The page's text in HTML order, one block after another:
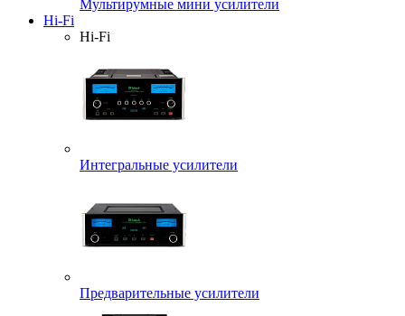
Мультирумные мини усилители
Hi-Fi
Hi-Fi
Интегральные усилители
Предварительные усилители